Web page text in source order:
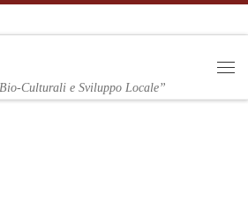
Culturali e Sviluppo Locale”